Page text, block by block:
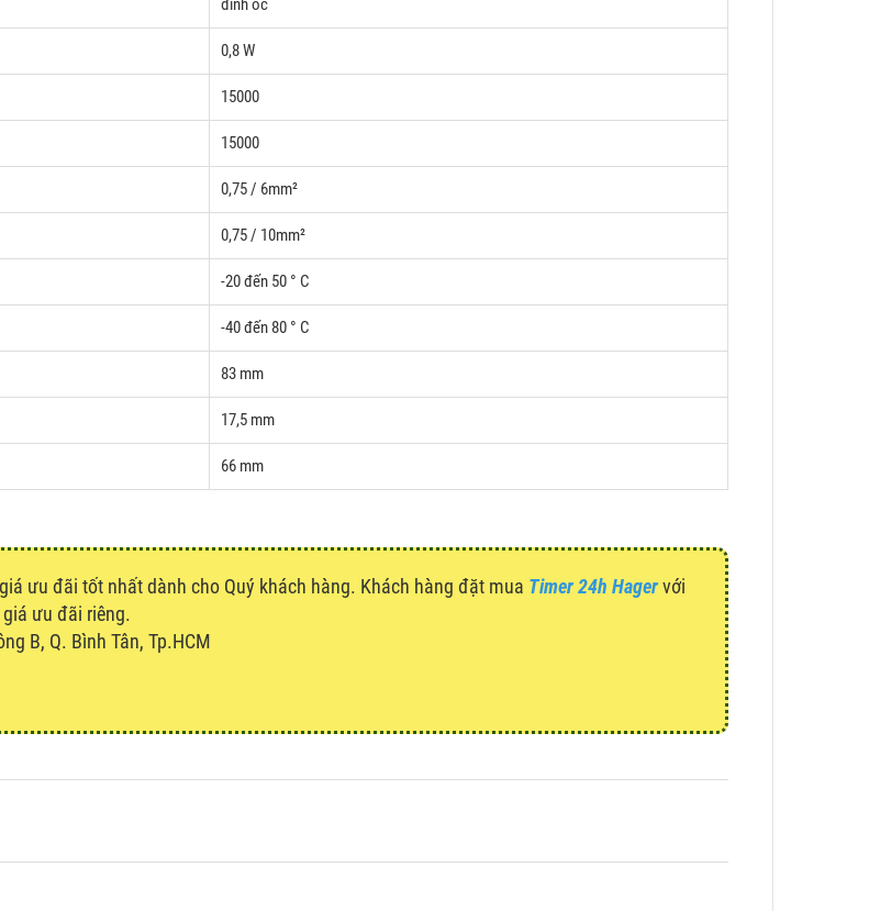
đinh ốc
0,8 W
15000
15000
0,75 / 6mm²
0,75 / 10mm²
-20 đến 50 ° C
-40 đến 80 ° C
83 mm
17,5 mm
66 mm
ưu đãi tốt nhất dành cho Quý khách hàng. Khách hàng đặt mua Timer 24h Hagervới
ưu đãi riêng.
B, Q. Bình Tân, Tp.HCM